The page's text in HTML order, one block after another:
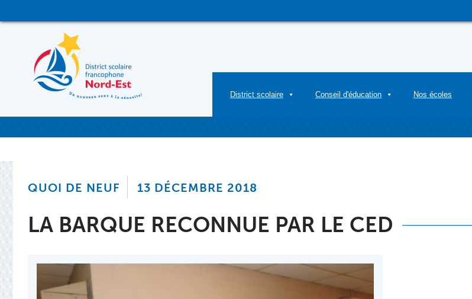
to
District scolaire Conseil d'éducation Nos écoles
QUOI DE NEUF 13 DÉCEMBRE 2018
LA BARQUE RECONNUE PAR LE CED